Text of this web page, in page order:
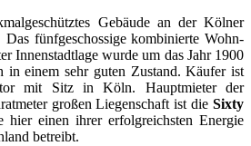
Gebäude an der Kölner
Das fünfgeschossige kombinierte Wohn-
Innenstadtlage wurde um das Jahr 1900
in einem sehr guten Zustand. Käufer ist
mit Sitz in Köln. Hauptmieter der
großen Liegenschaft ist die Sixty
hier einen ihrer erfolgreichsten Energie
betreibt.